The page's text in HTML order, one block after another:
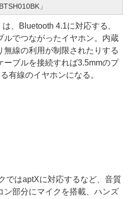
」
、Bluetooth 4.1に対応する、
ルでつながったイヤホン。内蔵
無線の利用が制限されたりする
ーブルを接続すれば3.5mmのプ
有線のイヤホンになる。
ではaptXに対応するなど、音質
ン部分にマイクを搭載、ハンズ